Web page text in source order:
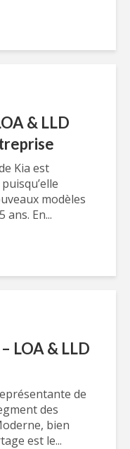
& LLD
Kia est
modèles
ans. En...
LOA & LLD
de
des
bien
est le...